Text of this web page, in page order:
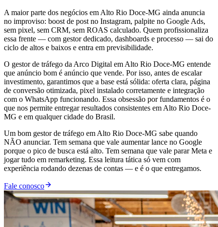
A maior parte dos negócios em Alto Rio Doce-MG ainda anuncia
no improviso: boost de post no Instagram, palpite no Google Ads,
sem pixel, sem CRM, sem ROAS calculado. Quem profissionaliza
essa frente — com gestor dedicado, dashboards e processo — sai do
ciclo de altos e baixos e entra em previsibilidade.
O gestor de tráfego da Arco Digital em Alto Rio Doce-MG entende
que anúncio bom é anúncio que vende. Por isso, antes de escalar
investimento, garantimos que a base está sólida: oferta clara, página
de conversão otimizada, pixel instalado corretamente e integração
com o WhatsApp funcionando. Essa obsessão por fundamentos é o
que nos permite entregar resultados consistentes em Alto Rio Doce-
MG e em qualquer cidade do Brasil.
Um bom gestor de tráfego em Alto Rio Doce-MG sabe quando
NÃO anunciar. Tem semana que vale aumentar lance no Google
porque o pico de busca está alto. Tem semana que vale parar Meta e
jogar tudo em remarketing. Essa leitura tática só vem com
experiência rodando dezenas de contas — e é o que entregamos.
Fale conosco